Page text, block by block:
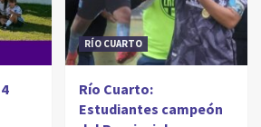
RÍO CUARTO
Río Cuarto:
Estudiantes campeón